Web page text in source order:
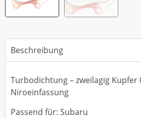
Beschreibung
Turbodichtung – zweilagig Kupfer
Niroeinfassung
Passend für: Subaru